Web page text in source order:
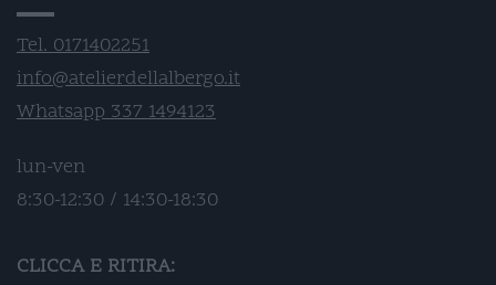
Tel. 0171402251
info@atelierdellalbergo.it
Whatsapp 337 1494123
lun-ven
8:30-12:30 / 14:30-18:30
CLICCA E RITIRA: